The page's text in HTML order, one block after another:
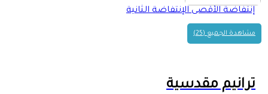
إنتفاضة الأقصى الإنتفاضة الثانية
مشاهدة الجميع (25)
ترانيم مقدسية